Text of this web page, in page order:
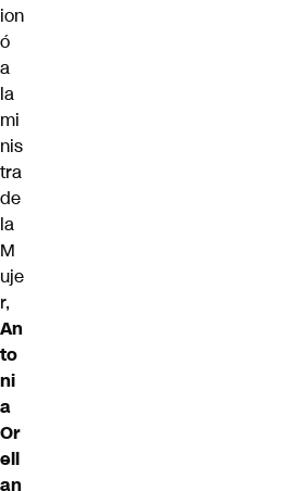
ion
ó
a
la
mi
nis
tra
de
la
M
uje
r,
An
to
ni
a
Or
ell
an